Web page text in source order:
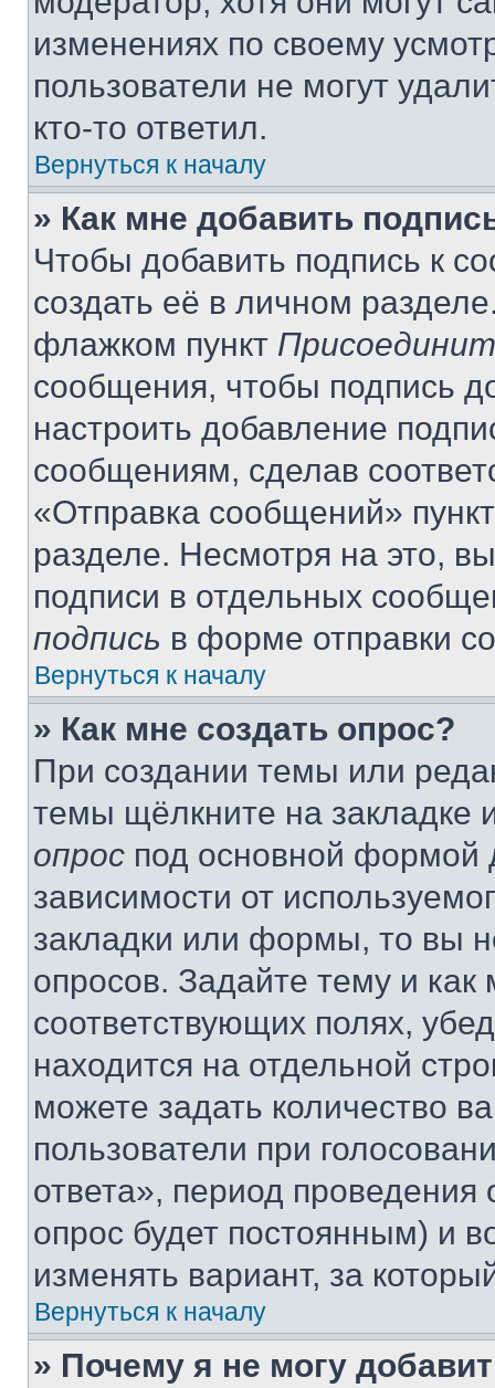
изменениях по своему
пользователи не могут
кто-то ответил.
Вернуться к началу
» Как мне добавить
Чтобы добавить подпись к
создать её в личном
флажком пункт
сообщения, чтобы подпись
настроить добавление
сообщениям, сделав
«Отправка сообщений»
разделе. Несмотря на это,
подписи в отдельных
подпись в форме отправки
Вернуться к началу
» Как мне создать опрос?
При создании темы или
темы щёлкните на
опрос под основной формой
зависимости от
закладки или формы, то вы
опросов. Задайте тему и
соответствующих полях,
находится на отдельной
можете задать количество
пользователи при
ответа», период проведения
опрос будет постоянным) и
изменять вариант, за
Вернуться к началу
» Почему я не могу